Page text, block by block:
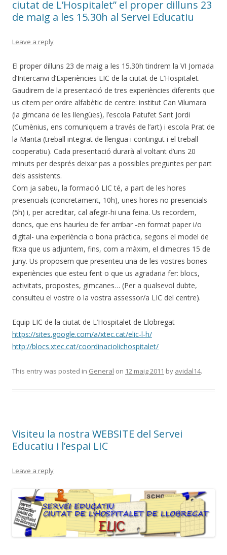
ciutat de L’Hospitalet” el proper dilluns 23
de maig a les 15.30h al Servei Educatiu
Leave a reply
El proper dilluns 23 de maig a les 15.30h tindrem la VI Jornada
d’Intercanvi d’Experiències LIC de la ciutat de L’Hospitalet.
Gaudirem de la presentació de tres experiències diferents que
us citem per ordre alfabètic de centre: institut Can Vilumara
(la gimcana de les llengües), l’escola Patufet Sant Jordi
(Cumènius, ens comuniquem a través de l’art) i escola Prat de
la Manta (treball integrat de llengua i contingut i el treball
cooperatiu). Cada presentació durarà al voltant d’uns 20
minuts per després deixar pas a possibles preguntes per part
dels assistents.
Com ja sabeu, la formació LIC té, a part de les hores
presencials (concretament, 10h), unes hores no presencials
(5h) i, per acreditar, cal afegir-hi una feina. Us recordem,
doncs, que ens hauríeu de fer arribar -en format paper i/o
digital- una experiència o bona pràctica, segons el model de
fitxa que us adjuntem, fins, com a màxim, el dimecres 15 de
juny. Us proposem que presenteu una de les vostres bones
experiències que esteu fent o que us agradaria fer: blocs,
activitats, propostes, gimcanes… (Per a qualsevol dubte,
consulteu el vostre o la vostra assessor/a LIC del centre).
Equip LIC de la ciutat de L’Hospitalet de Llobregat
https://sites.google.com/a/xtec.cat/elic-l-h/
http://blocs.xtec.cat/coordinaciolichospitalet/
This entry was posted in General on 12 maig 2011 by avidal14.
Visiteu la nostra WEBSITE del Servei
Educatiu i l’espai LIC
Leave a reply